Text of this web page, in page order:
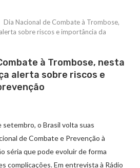
Dia Nacional de Combate à Trombose,
sobre riscos e importância da
à Trombose, nesta
alerta sobre riscos e
o Brasil volta suas
de Combate e Prevenção à
séria que pode evoluir de forma
complicações. Em entrevista à Rádio